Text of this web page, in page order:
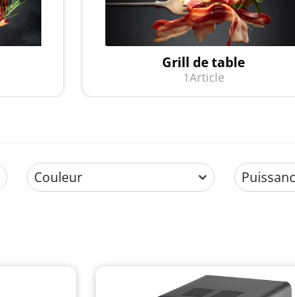
Grill de table
1Article
Couleur